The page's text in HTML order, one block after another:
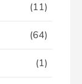
(11)
(64)
(1)